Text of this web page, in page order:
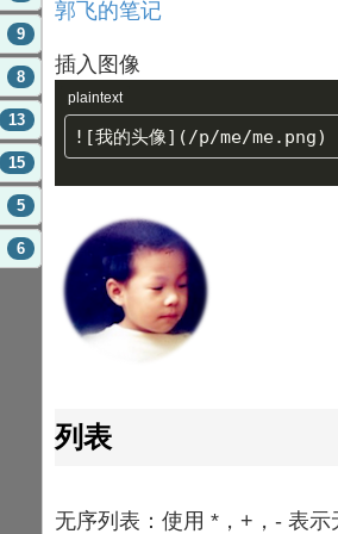
9
8
13
15
5
6
郭飞的笔记
插入图像
plaintext
列表
无序列表：使用 *，+，- 表示